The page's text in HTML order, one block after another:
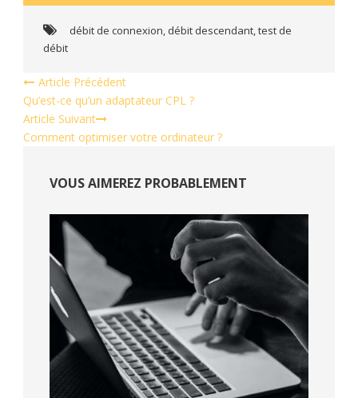
débit de connexion, débit descendant,test de
débit
Article Précédent
Qu’est-ce qu’un adaptateur CPL ?
Article Suivant
Comment optimiser votre ordinateur ?
VOUS AIMEREZ PROBABLEMENT